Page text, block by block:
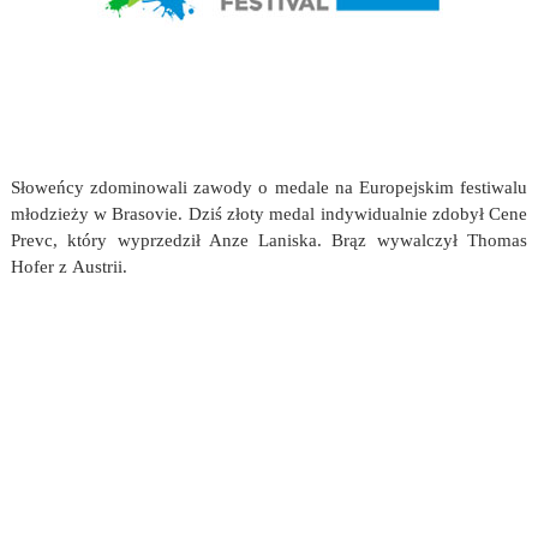
Słoweńcy zdominowali zawody o medale na Europejskim festiwalu
młodzieży w Brasovie. Dziś złoty medal indywidualnie zdobył Cene
Prevc, który wyprzedził Anze Laniska. Brąz wywalczył Thomas
Hofer z Austrii.